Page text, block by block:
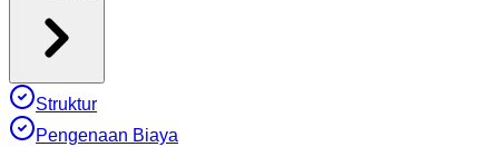
Struktur
Pengenaan Biaya